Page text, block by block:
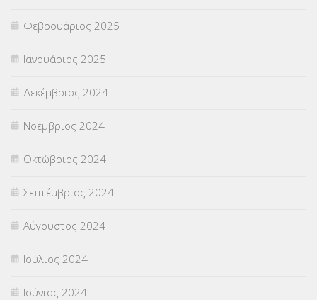
Φεβρουάριος 2025
Ιανουάριος 2025
Δεκέμβριος 2024
Νοέμβριος 2024
Οκτώβριος 2024
Σεπτέμβριος 2024
Αύγουστος 2024
Ιούλιος 2024
Ιούνιος 2024